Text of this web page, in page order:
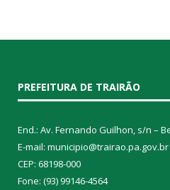
PREFEITURA DE TRAIRÃO
End.: Av. Fernando Guilhon, s/n –
E-mail: municipio@trairao.pa.gov.br
CEP: 68198-000
Fone: (93) 99146-4564